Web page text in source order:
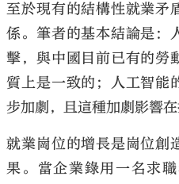
至於現有的結構性就業矛
係。筆者的基本結論是：
擊，與中國目前已有的勞
質上是一致的；人工智能
步加劇，且這種加劇影響在
就業崗位的增長是崗位創
果。當企業錄用一名求